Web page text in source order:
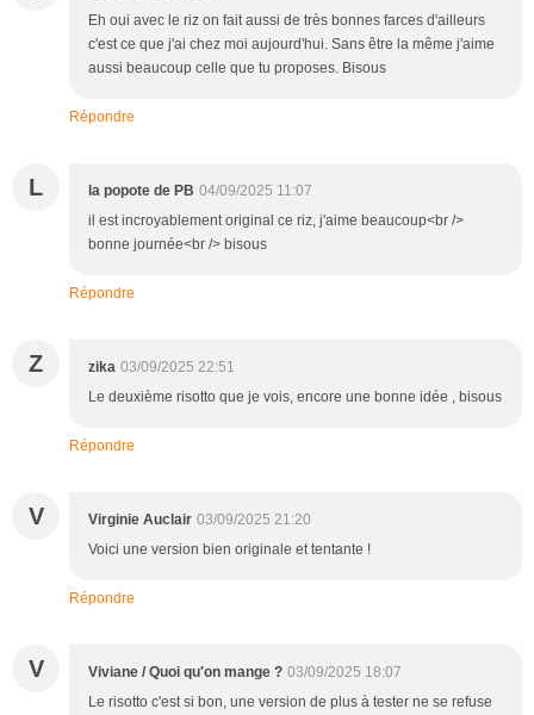
Eh oui avec le riz on fait aussi de très bonnes farces d'ailleurs
c'est ce que j'ai chez moi aujourd'hui. Sans être la même j'aime
aussi beaucoup celle que tu proposes. Bisous
Répondre
L la popote de PB 04/09/2025 11:07
il est incroyablement original ce riz, j'aime beaucoup<br />
bonne journée<br /> bisous
Répondre
Z zika 03/09/2025 22:51
Le deuxième risotto que je vois, encore une bonne idée , bisous
Répondre
V Virginie Auclair 03/09/2025 21:20
Voici une version bien originale et tentante !
Répondre
V Viviane / Quoi qu'on mange ? 03/09/2025 18:07
Le risotto c'est si bon, une version de plus à tester ne se refuse